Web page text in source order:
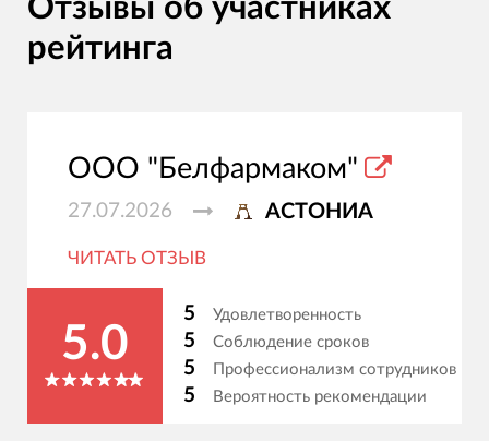
Отзывы об участниках
рейтинга
ООО "Белфармаком"
27.07.2026 АСТОНИА
ЧИТАТЬ ОТЗЫВ
5.0
5 Удовлетворенность
5 Соблюдение сроков
5 Профессионализм сотрудников
5 Вероятность рекомендации